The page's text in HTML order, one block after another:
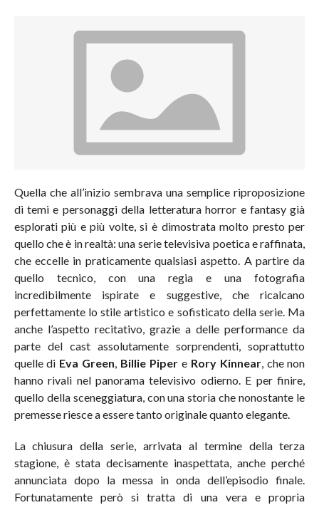
Quella che all’inizio sembrava una semplice riproposizione
di temi e personaggi della letteratura horror e fantasy già
esplorati più e più volte, si è dimostrata molto presto per
quello che è in realtà: una serie televisiva poetica e raffinata,
che eccelle in praticamente qualsiasi aspetto. A partire da
quello tecnico, con una regia e una fotografia
incredibilmente ispirate e suggestive, che ricalcano
perfettamente lo stile artistico e sofisticato della serie. Ma
anche l’aspetto recitativo, grazie a delle performance da
parte del cast assolutamente sorprendenti, soprattutto
quelle di Eva Green, Billie Piper e Rory Kinnear, che non
hanno rivali nel panorama televisivo odierno. E per finire,
quello della sceneggiatura, con una storia che nonostante le
premesse riesce a essere tanto originale quanto elegante.
La chiusura della serie, arrivata al termine della terza
stagione, è stata decisamente inaspettata, anche perché
annunciata dopo la messa in onda dell’episodio finale.
Fortunatamente però si tratta di una vera e propria